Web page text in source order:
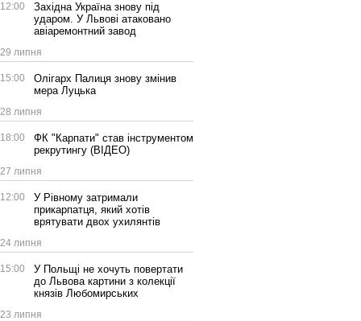
12:00
Західна Україна знову під
ударом. У Львові атаковано
авіаремонтний завод
29 липня
15:00
Олігарх Палиця знову змінив
мера Луцька
28 липня
18:00
ФК "Карпати" став інструментом
рекрутингу (ВІДЕО)
27 липня
12:00
У Рівному затримали
прикарпатця, який хотів
врятувати двох ухилянтів
24 липня
15:00
У Польщі не хочуть повертати
до Львова картини з колекції
князів Любомирських
23 липня